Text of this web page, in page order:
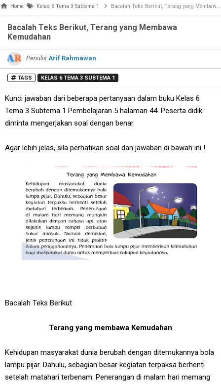
Home Kelas 6 Tema 3 Subtema 1 Bacalah Teks Berikut, Terang yang Membawa Kemudahan
Bacalah Teks Berikut, Terang yang Membawa
Kemudahan
Penulis Arif Rahmawan
TAGS KELAS 6 TEMA 3 SUBTEMA 1
Kunci jawaban dari beberapa pertanyaan dalam buku Kelas 6
Tema 3 Subtema 1 Pembelajaran 5 halaman 44. Peserta didik
diminta mengerjakan soal dengan benar.
Agar lebih jelas, sila perhatikan soal dan jawaban di bawah ini !
Bacalah Teks Berikut
Terang yang membawa Kemudahan
Kehidupan masyarakat dunia berubah dengan ditemukannya bola
lampu pijar. Dahulu, sebagian besar kegiatan terpaksa berhenti
setelah matahari terbenam. Penerangan di malam hari memang